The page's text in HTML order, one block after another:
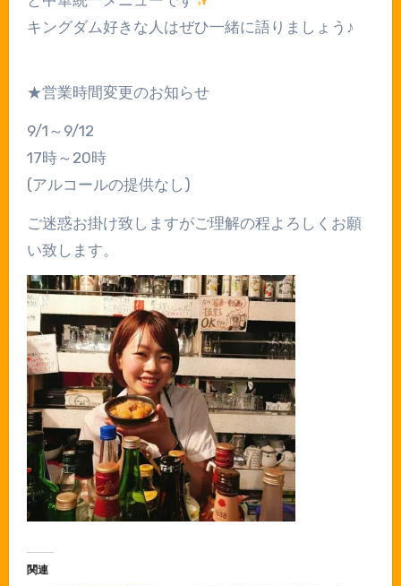
キングダム好きな人はぜひ一緒に語りましょう♪
★営業時間変更のお知らせ
9/1～9/12
17時～20時
(アルコールの提供なし)
ご迷惑お掛け致しますがご理解の程よろしくお願
い致します。
関連